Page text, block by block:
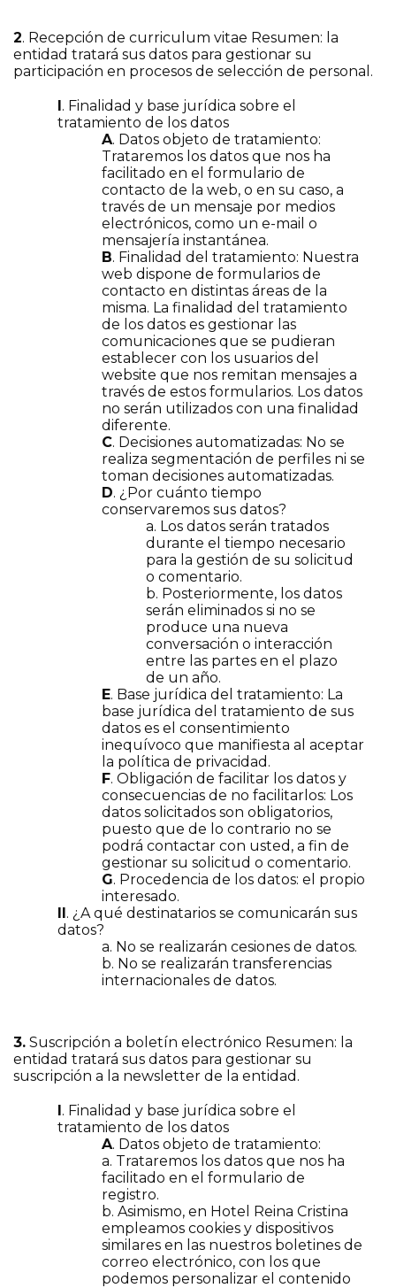
2. Recepción de curriculum vitae Resumen: la
entidad tratará sus datos para gestionar su
participación en procesos de selección de personal.
I. Finalidad y base jurídica sobre el
tratamiento de los datos
A. Datos objeto de tratamiento:
Trataremos los datos que nos ha
facilitado en el formulario de
contacto de la web, o en su caso, a
través de un mensaje por medios
electrónicos, como un e-mail o
mensajería instantánea.
B. Finalidad del tratamiento: Nuestra
web dispone de formularios de
contacto en distintas áreas de la
misma. La finalidad del tratamiento
de los datos es gestionar las
comunicaciones que se pudieran
establecer con los usuarios del
website que nos remitan mensajes a
través de estos formularios. Los datos
no serán utilizados con una finalidad
diferente.
C. Decisiones automatizadas: No se
realiza segmentación de perfiles ni se
toman decisiones automatizadas.
D. ¿Por cuánto tiempo
conservaremos sus datos?
a. Los datos serán tratados
durante el tiempo necesario
para la gestión de su solicitud
o comentario.
b. Posteriormente, los datos
serán eliminados si no se
produce una nueva
conversación o interacción
entre las partes en el plazo
de un año.
E. Base jurídica del tratamiento: La
base jurídica del tratamiento de sus
datos es el consentimiento
inequívoco que manifiesta al aceptar
la política de privacidad.
F. Obligación de facilitar los datos y
consecuencias de no facilitarlos: Los
datos solicitados son obligatorios,
puesto que de lo contrario no se
podrá contactar con usted, a fin de
gestionar su solicitud o comentario.
G. Procedencia de los datos: el propio
interesado.
II. ¿A qué destinatarios se comunicarán sus
datos?
a. No se realizarán cesiones de datos.
b. No se realizarán transferencias
internacionales de datos.
3. Suscripción a boletín electrónico Resumen: la
entidad tratará sus datos para gestionar su
suscripción a la newsletter de la entidad.
I. Finalidad y base jurídica sobre el
tratamiento de los datos
A. Datos objeto de tratamiento:
a. Trataremos los datos que nos ha
facilitado en el formulario de
registro.
b. Asimismo, en Hotel Reina Cristina
empleamos cookies y dispositivos
similares en las nuestros boletines de
correo electrónico, con los que
podemos personalizar el contenido